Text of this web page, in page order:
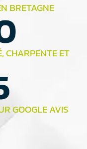
BRETAGNE
CHARPENTE ET
GOOGLE AVIS